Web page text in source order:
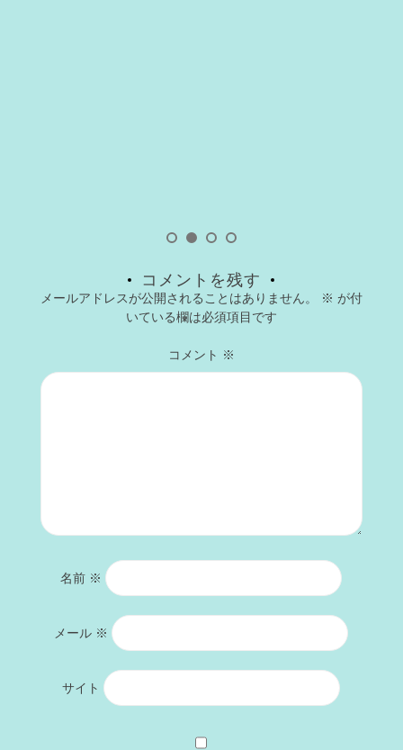
コメントを残す
メールアドレスが公開されることはありません。 ※ が付
いている欄は必須項目です
コメント ※
名前 ※
メール ※
サイト